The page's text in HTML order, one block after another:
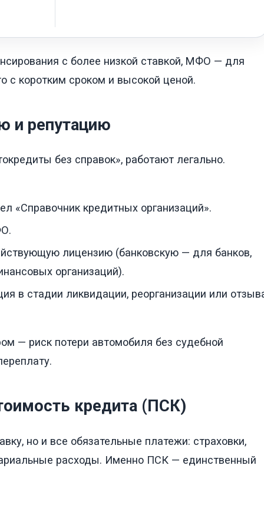
с более низкой ставкой, МФО — для
с коротким сроком и высокой ценой.
и репутацию
без справок», работают легально.
«Справочник кредитных организаций».
лицензию (банковскую — для банков,
организаций).
в стадии ликвидации, реорганизации или
— риск потери автомобиля без судебной
кредита (ПСК)
но и все обязательные платежи: страховки,
расходы. Именно ПСК — единственный